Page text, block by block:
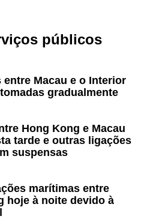
públicos
Macau e o Interior
gradualmente
Hong Kong e Macau
tarde e outras ligações
suspensas
marítimas entre
hoje à noite devido à